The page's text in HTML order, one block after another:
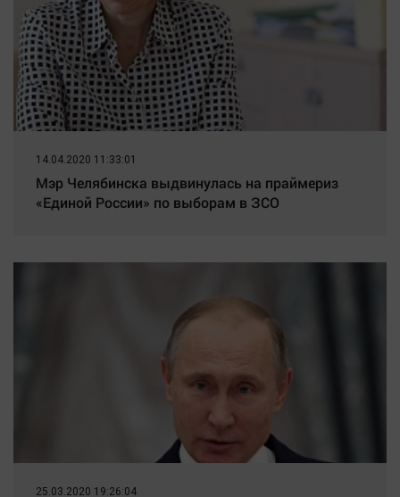
14.04.2020 11:33:01
Мэр Челябинска выдвинулась на праймериз
«Единой России» по выборам в ЗСО
25.03.2020 19:26:04